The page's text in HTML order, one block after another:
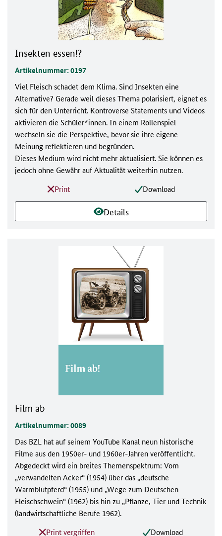
Insekten essen!?
Artikelnummer: 0197
Viel Fleisch schadet dem Klima. Sind Insekten eine
Alternative? Gerade weil dieses Thema polarisiert, eignet es
sich für den Unterricht. Kontroverse Statements und Videos
aktivieren die Schüler*innen. In einem Rollenspiel
wechseln sie die Perspektive, bevor sie ihre eigene
Meinung reflektieren und begründen.
Dieses Medium wird nicht mehr aktualisiert. Sie können es
jedoch ohne Gewähr auf Aktualität weiterhin nutzen.
Print
Download
Details
Film ab
Artikelnummer: 0089
Das BZL hat auf seinem YouTube Kanal neun historische
Filme aus den 1950er- und 1960er-Jahren veröffentlicht.
Abgedeckt wird ein breites Themenspektrum: Vom
„verwandelten Acker“ (1954) über das „deutsche
Warmblutpferd“ (1955) und „Wege zum Deutschen
Fleischschwein“ (1962) bis hin zu „Pflanze, Tier und Technik
(landwirtschaftliche Berufe 1962).
Print vergriffen
Download